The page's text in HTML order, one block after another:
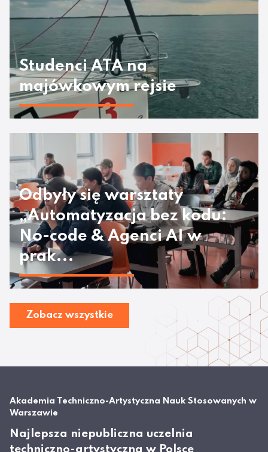
Studenci ATA na
majówkowym rejsie
Odbyły się warsztaty
„Automatyzacja bez kodu:
No-code & Agenci AI w
prak...
Zobacz wszystkie
Akademia Techniczno-Artystyczna Nauk Stosowanych w
Warszawie
Najlepsza niepubliczna uczelnia
techniczno-artystyczna w Polsce